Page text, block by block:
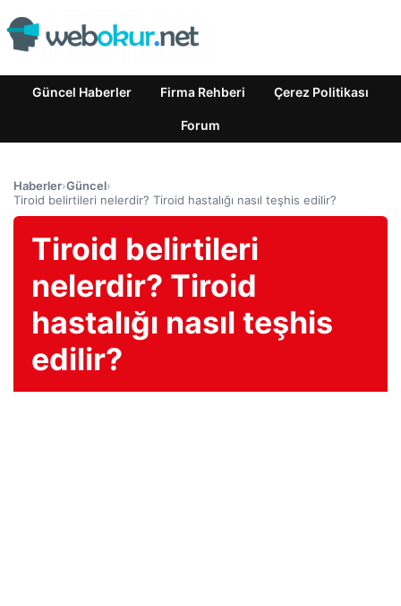
Güncel Haberler Firma Rehberi Çerez Politikası
Forum
Haberler›Güncel›
Tiroid belirtileri nelerdir? Tiroid hastalığı nasıl teşhis edilir?
Tiroid belirtileri
nelerdir? Tiroid
hastalığı nasıl teşhis
edilir?